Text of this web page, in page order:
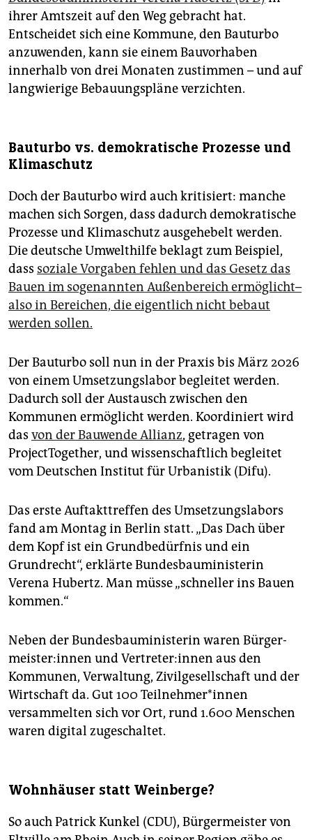
ihrer Amtszeit auf den Weg gebracht hat.
Entscheidet sich eine Kommune, den Bauturbo
anzuwenden, kann sie einem Bauvorhaben
innerhalb von drei Monaten zustimmen – und auf
langwierige Bebauungspläne verzichten.
Bauturbo vs. demokratische Prozesse und
Klimaschutz
Doch der Bauturbo wird auch kritisiert: manche
machen sich Sorgen, dass dadurch demokratische
Prozesse und Klimaschutz ausgehebelt werden.
Die deutsche Umwelthilfe beklagt zum Beispiel,
dass soziale Vorgaben fehlen und das Gesetz das
Bauen im sogenannten Außenbereich ermöglicht–
also in Bereichen, die eigentlich nicht bebaut
werden sollen.
Der Bauturbo soll nun in der Praxis bis März 2026
von einem Umsetzungslabor begleitet werden.
Dadurch soll der Austausch zwischen den
Kommunen ermöglicht werden. Koordiniert wird
das von der Bauwende Allianz, getragen von
ProjectTogether, und wissenschaftlich begleitet
vom Deutschen Institut für Urbanistik (Difu).
Das erste Auftakttreffen des Umsetzungslabors
fand am Montag in Berlin statt. „Das Dach über
dem Kopf ist ein Grundbedürfnis und ein
Grundrecht“, erklärte Bundesbauministerin
Verena Hubertz. Man müsse „schneller ins Bauen
kommen.“
Neben der Bundesbauministerin waren Bür­ger­
meis­te­r:in­nen und Ver­tre­te­r:in­nen aus den
Kommunen, Verwaltung, Zivilgesellschaft und der
Wirtschaft da. Gut 100 Teil­neh­me­r*in­nen
versammelten sich vor Ort, rund 1.600 Menschen
waren digital zugeschaltet.
Wohnhäuser statt Weinberge?
So auch Patrick Kunkel (CDU), Bürgermeister von